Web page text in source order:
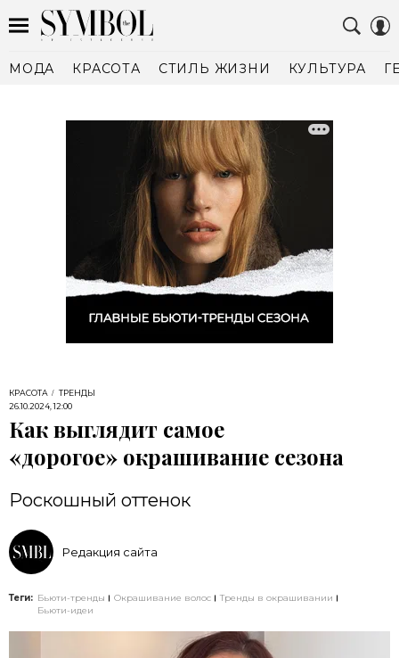
МОДА КРАСОТА СТИЛЬ ЖИЗНИ КУЛЬТУРА
КРАСОТА
ТРЕНДЫ
26.10.2024, 12:00
Как выглядит самое
«дорогое» окрашивание сезона
Роскошный оттенок
Редакция сайта
Теги: Бьюти-тренды Окрашивание волос
Тренды в окрашивании
Бьюти-идеи